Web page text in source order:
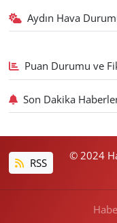
Aydın Hava
Puan Durumu ve
Son Dakika
RSS
© 2024